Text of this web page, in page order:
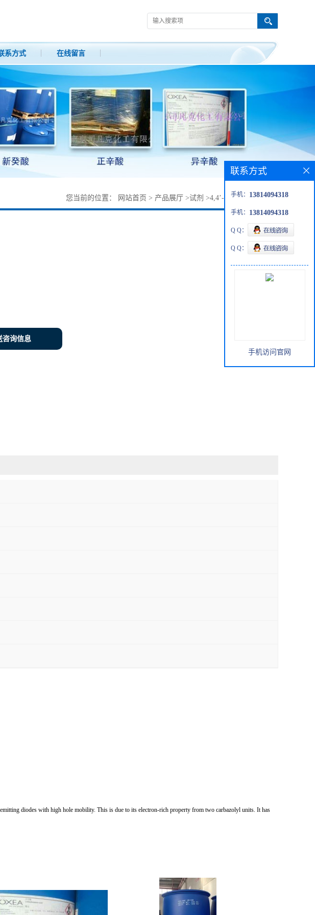
系方式 在线留言
您当前的位置： 网站首页 > 产品展厅 >试剂 >4,4’-二(9-咔唑基)联苯
咨询信息
diodes with high hole mobility. This is due to its electron-rich property from two carbazolyl units. It has
联系方式
手机： 13814094318
手机： 13814094318
Q Q：
Q Q：
手机访问官网